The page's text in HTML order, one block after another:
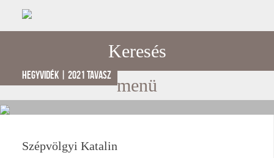
Keresés
menü
hegyvidék | 2021 tavasz
Szépvölgyi Katalin